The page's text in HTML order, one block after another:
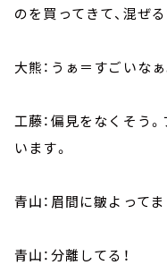
のを買ってきて、混ぜ
大熊：うぁ＝すごいなぁ
工藤：偏見をなくそう
います。
青山：眉間に皺よってま
青山：分離してる！